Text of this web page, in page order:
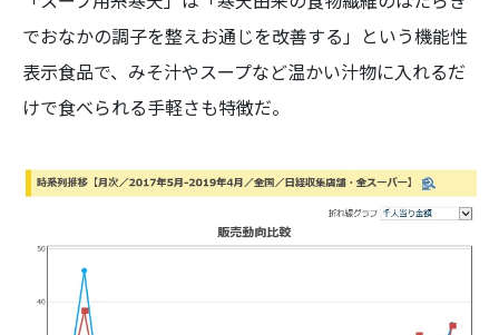
でおなかの調子を整えお通じを改善する」という機能性
表示食品で、みそ汁やスープなど温かい汁物に入れるだ
けで食べられる手軽さも特徴だ。